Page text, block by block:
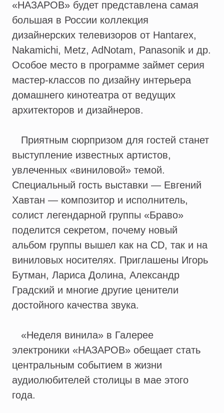
«НАЗАРОВ» будет представлена самая
большая в России коллекция
дизайнерских телевизоров от Hantarex,
Nakamichi, Metz, AdNotam, Panasonik и др.
Особое место в программе займет серия
мастер-классов по дизайну интерьера
домашнего кинотеатра от ведущих
архитекторов и дизайнеров.
Приятным сюрпризом для гостей станет
выступление известных артистов,
увлеченных «виниловой» темой.
Специальный гость выставки — Евгений
Хавтан — композитор и исполнитель,
солист легендарной группы «Браво»
поделится секретом, почему новый
альбом группы вышел как на CD, так и на
виниловых носителях. Приглашены Игорь
Бутман, Лариса Долина, Александр
Градский и многие другие ценители
достойного качества звука.
«Неделя винила» в Галерее
электроники «НАЗАРОВ» обещает стать
центральным событием в жизни
аудиолюбителей столицы в мае этого
года.